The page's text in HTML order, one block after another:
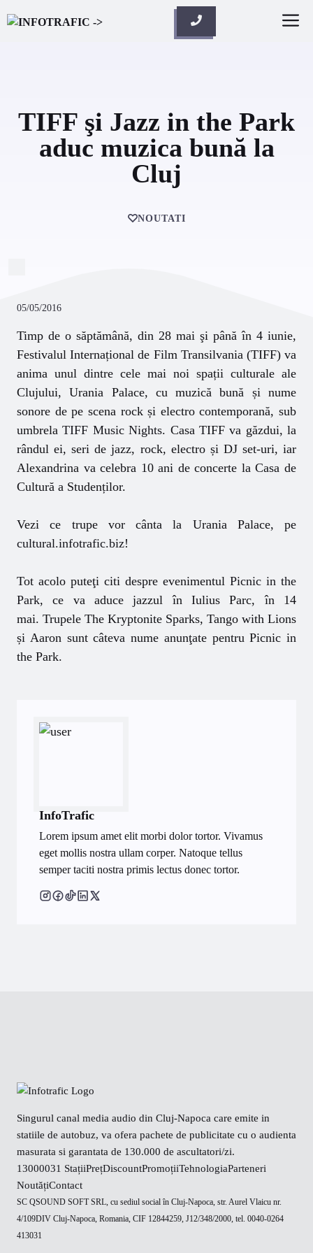
to
TIFF şi Jazz in the Park
aduc muzica bună la
Cluj
NOUTATI
05/05/2016
Timp de o săptămână, din 28 mai şi până în 4 iunie,
Festivalul Internațional de Film Transilvania (TIFF) va
anima unul dintre cele mai noi spații culturale ale
Clujului, Urania Palace, cu muzică bună și nume
sonore de pe scena rock și electro contemporană, sub
umbrelaTIFF Music Nights. Casa TIFF va găzdui, la
rândul ei, seri de jazz, rock, electro și DJ set-uri, iar
Alexandrina va celebra 10 ani de concerte la Casa de
Cultură a Studenților.
Vezi ce trupe vor cânta la Urania Palace, pe
cultural.infotrafic.biz!
Tot acolo puteţi citi despre evenimentul Picnic in the
Park, ce va aduce jazzul în Iulius Parc, în 14
mai. Trupele The Kryptonite Sparks, Tango with Lions
și Aaron sunt câteva nume anunţate pentru Picnic in
the Park.
InfoTrafic
Lorem ipsum amet elit morbi dolor tortor. Vivamus
eget mollis nostra ullam corper. Natoque tellus
semper taciti nostra primis lectus donec tortor.
Singurul canal media audio din Cluj-Napoca care emite in
statiile de autobuz, va ofera pachete de publicitate cu o audienta
masurata si garantata de 130.000 de ascultatori/zi.
13000031 StațiiPrețDiscountPromoțiiTehnologiaParteneri
NoutățiContact
SC QSOUND SOFT SRL, cu sediul social în Cluj-Napoca, str. Aurel Vlaicu nr.
4/109DIV Cluj-Napoca, Romania, CIF 12844259, J12/348/2000, tel. 0040-0264
413031